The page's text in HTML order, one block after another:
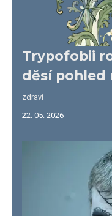
Trypofobii
děsí pohled
zdraví
22. 05. 2026